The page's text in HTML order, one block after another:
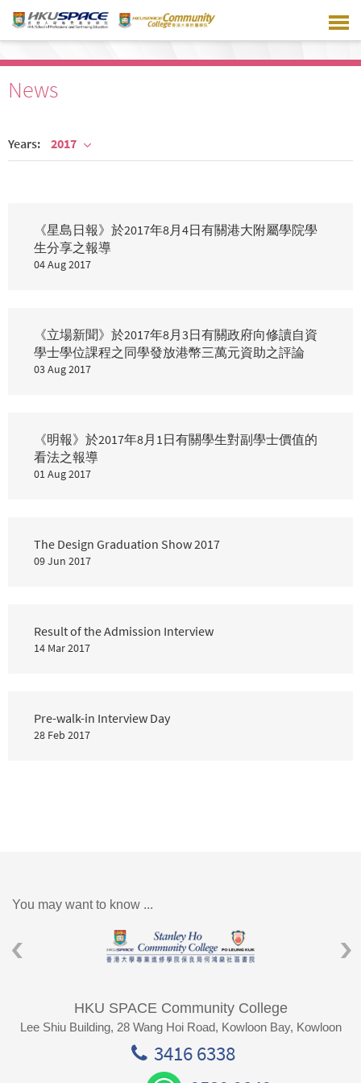
main
News
Years: 2017
《星島日報》於2017年8月4日有關港大附屬學院學
生分享之報導
04 Aug 2017
《立場新聞》於2017年8月3日有關政府向修讀自資
學士學位課程之同學發放港幣三萬元資助之評論
03 Aug 2017
《明報》於2017年8月1日有關學生對副學士價值的
看法之報導
01 Aug 2017
The Design Graduation Show 2017
09 Jun 2017
Result of the Admission Interview
14 Mar 2017
Pre-walk-in Interview Day
28 Feb 2017
You may want to know ...
HKU SPACE Community College
Lee Shiu Building, 28 Wang Hoi Road, Kowloon Bay, Kowloon
3416 6338